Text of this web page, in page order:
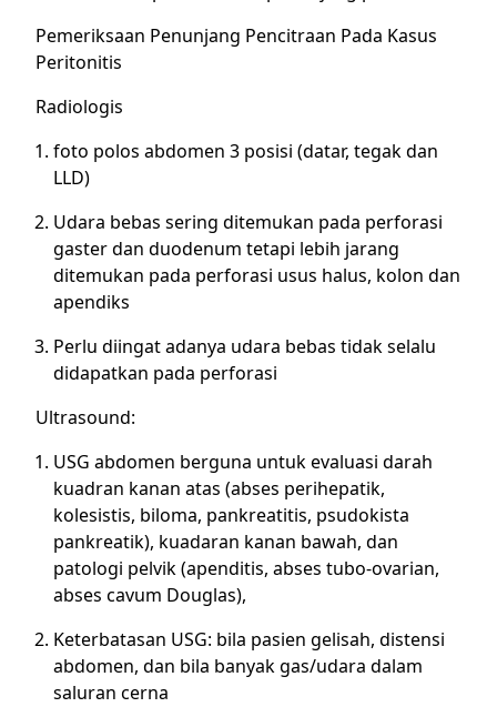
Pemeriksaan Penunjang Pencitraan Pada Kasus
Peritonitis
Radiologis
foto polos abdomen 3 posisi (datar, tegak dan
LLD)
Udara bebas sering ditemukan pada perforasi
gaster dan duodenum tetapi lebih jarang
ditemukan pada perforasi usus halus, kolon dan
apendiks
Perlu diingat adanya udara bebas tidak selalu
didapatkan pada perforasi
Ultrasound:
USG abdomen berguna untuk evaluasi darah
kuadran kanan atas (abses perihepatik,
kolesistis, biloma, pankreatitis, psudokista
pankreatik), kuadaran kanan bawah, dan
patologi pelvik (apenditis, abses tubo-ovarian,
abses cavum Douglas),
Keterbatasan USG: bila pasien gelisah, distensi
abdomen, dan bila banyak gas/udara dalam
saluran cerna